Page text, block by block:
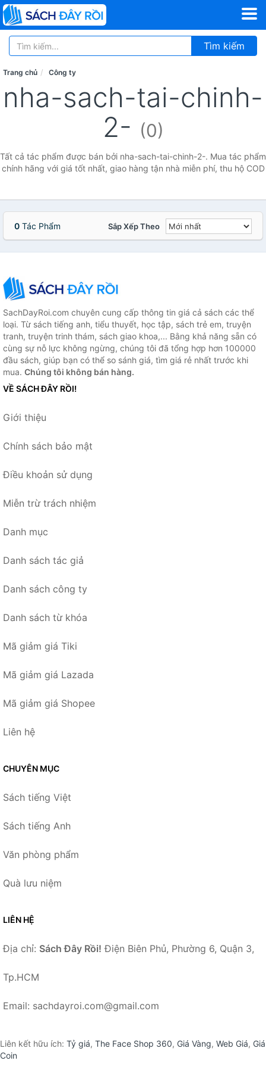
Tìm kiếm
Trang chủ Công ty
nha-sach-tai-chinh-
2- (0)
Tất cả tác phẩm được bán bởi nha-sach-tai-chinh-2-. Mua tác phẩm
chính hãng với giá tốt nhất, giao hàng tận nhà miễn phí, thu hộ COD
0 Tác Phẩm Sắp Xếp Theo
SachDayRoi.com chuyên cung cấp thông tin giá cả sách các thể
loại. Từ sách tiếng anh, tiểu thuyết, học tập, sách trẻ em, truyện
tranh, truyện trinh thám, sách giao khoa,... Bằng khả năng sẵn có
cùng sự nỗ lực không ngừng, chúng tôi đã tổng hợp hơn 100000
đầu sách, giúp bạn có thể so sánh giá, tìm giá rẻ nhất trước khi
mua. Chúng tôi không bán hàng.
VỀ SÁCH ĐÂY RỒI!
Giới thiệu
Chính sách bảo mật
Điều khoản sử dụng
Miễn trừ trách nhiệm
Danh mục
Danh sách tác giả
Danh sách công ty
Danh sách từ khóa
Mã giảm giá Tiki
Mã giảm giá Lazada
Mã giảm giá Shopee
Liên hệ
CHUYÊN MỤC
Sách tiếng Việt
Sách tiếng Anh
Văn phòng phẩm
Quà lưu niệm
LIÊN HỆ
Địa chỉ: Sách Đây Rồi! Điện Biên Phủ, Phường 6, Quận 3,
Tp.HCM
Email: sachdayroi.com@gmail.com
Liên kết hữu ích: Tỷ giá, The Face Shop 360, Giá Vàng, Web Giá, Giá
Coin